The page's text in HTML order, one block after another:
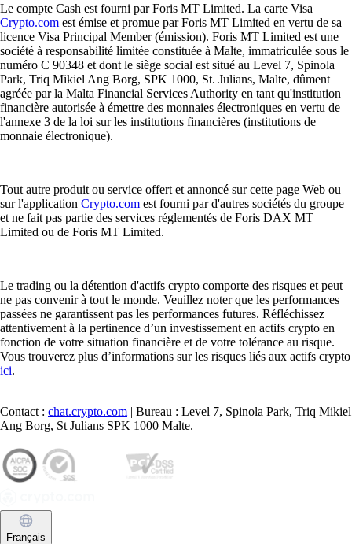
Le compte Cash est fourni par Foris MT Limited. La carte Visa
Crypto.com est émise et promue par Foris MT Limited en vertu de sa
licence Visa Principal Member (émission). Foris MT Limited est une
société à responsabilité limitée constituée à Malte, immatriculée sous le
numéro C 90348 et dont le siège social est situé au Level 7, Spinola
Park, Triq Mikiel Ang Borg, SPK 1000, St. Julians, Malte, dûment
agréée par la Malta Financial Services Authority en tant qu'institution
financière autorisée à émettre des monnaies électroniques en vertu de
l'annexe 3 de la loi sur les institutions financières (institutions de
monnaie électronique).
Tout autre produit ou service offert et annoncé sur cette page Web ou
sur l'application Crypto.com est fourni par d'autres sociétés du groupe
et ne fait pas partie des services réglementés de Foris DAX MT
Limited ou de Foris MT Limited.
Le trading ou la détention d'actifs crypto comporte des risques et peut
ne pas convenir à tout le monde. Veuillez noter que les performances
passées ne garantissent pas les performances futures. Réfléchissez
attentivement à la pertinence d’un investissement en actifs crypto en
fonction de votre situation financière et de votre tolérance au risque.
Vous trouverez plus d’informations sur les risques liés aux actifs crypto
ici.
Contact : chat.crypto.com | Bureau : Level 7, Spinola Park, Triq Mikiel
Ang Borg, St Julians SPK 1000 Malte.
Français